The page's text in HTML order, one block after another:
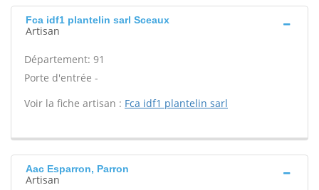
Fca idf1 plantelin sarl Sceaux
Artisan
Département: 91
Porte d'entrée -
Voir la fiche artisan : Fca idf1 plantelin sarl
Aac Esparron, Parron
Artisan